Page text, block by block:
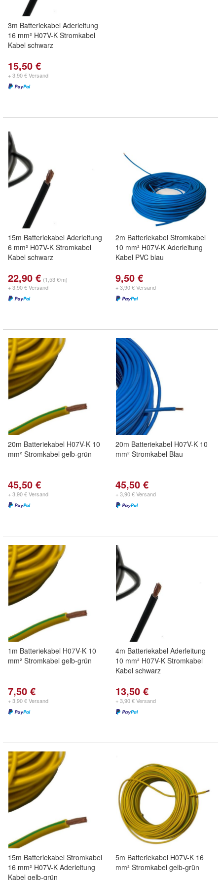
3m Batteriekabel Aderleitung
16 mm² H07V-K Stromkabel
Kabel schwarz
15,50 €
+ 3,90 € Versand
15m Batteriekabel Aderleitung
6 mm² H07V-K Stromkabel
Kabel schwarz
22,90 € (1,53 €/m)
+ 3,90 € Versand
2m Batteriekabel Stromkabel
10 mm² H07V-K Aderleitung
Kabel PVC blau
9,50 €
+ 3,90 € Versand
20m Batteriekabel H07V-K 10
mm² Stromkabel gelb-grün
45,50 €
+ 3,90 € Versand
20m Batteriekabel H07V-K 10
mm² Stromkabel Blau
45,50 €
+ 3,90 € Versand
1m Batteriekabel H07V-K 10
mm² Stromkabel gelb-grün
7,50 €
+ 3,90 € Versand
4m Batteriekabel Aderleitung
10 mm² H07V-K Stromkabel
Kabel schwarz
13,50 €
+ 3,90 € Versand
15m Batteriekabel Stromkabel
16 mm² H07V-K Aderleitung
Kabel gelb-grün
5m Batteriekabel H07V-K 16
mm² Stromkabel gelb-grün